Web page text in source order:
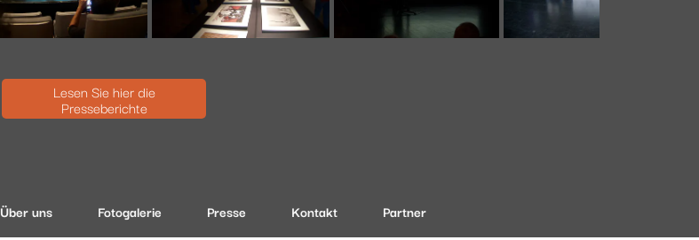
Über uns Fotogalerie Presse Kontakt Partner
Lesen Sie hier die
Presseberichte